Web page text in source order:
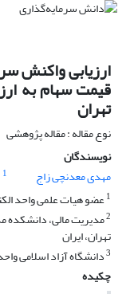
ارزیابی واکنش
قیمت سهام به
تهران
نوع مقاله : مقاله پژوهشی
نویسندگان
مهدی معدنچی زاج
1
1عضو هیات علمی واحد
2مدیریت مالی، دانشکده
تهران، ایران
3دانشگاه آزاد اسلامی
چکیده